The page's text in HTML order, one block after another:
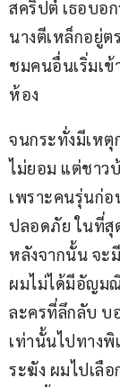
สคริปต์ เธอบอ
นางตีเหล็กอยู่
ชมคนอื่นเริ่มเข้
ห้อง
จนกระทั่งมีเห
ไม่ยอม แต่ชาว
เพราะคนรุ่นก่
ปลอดภัย ในที่สุ
หลังจากนั้น จะ
ผมไม่ได้มีอัญม
ละครที่ลึกลับ บ
เท่านั้นไปทางพิ
ระฆัง ผมไปเลื